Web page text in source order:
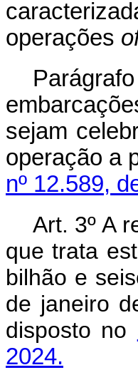
operações
sejam
operação a
nº 12.589,
Art. 3º A
que trata
bilhão e
de janeiro
disposto no
2024.